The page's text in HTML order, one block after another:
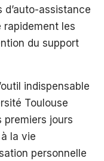
assistance
les
du support
indispensable
Toulouse
premiers jours
la vie
personnelle